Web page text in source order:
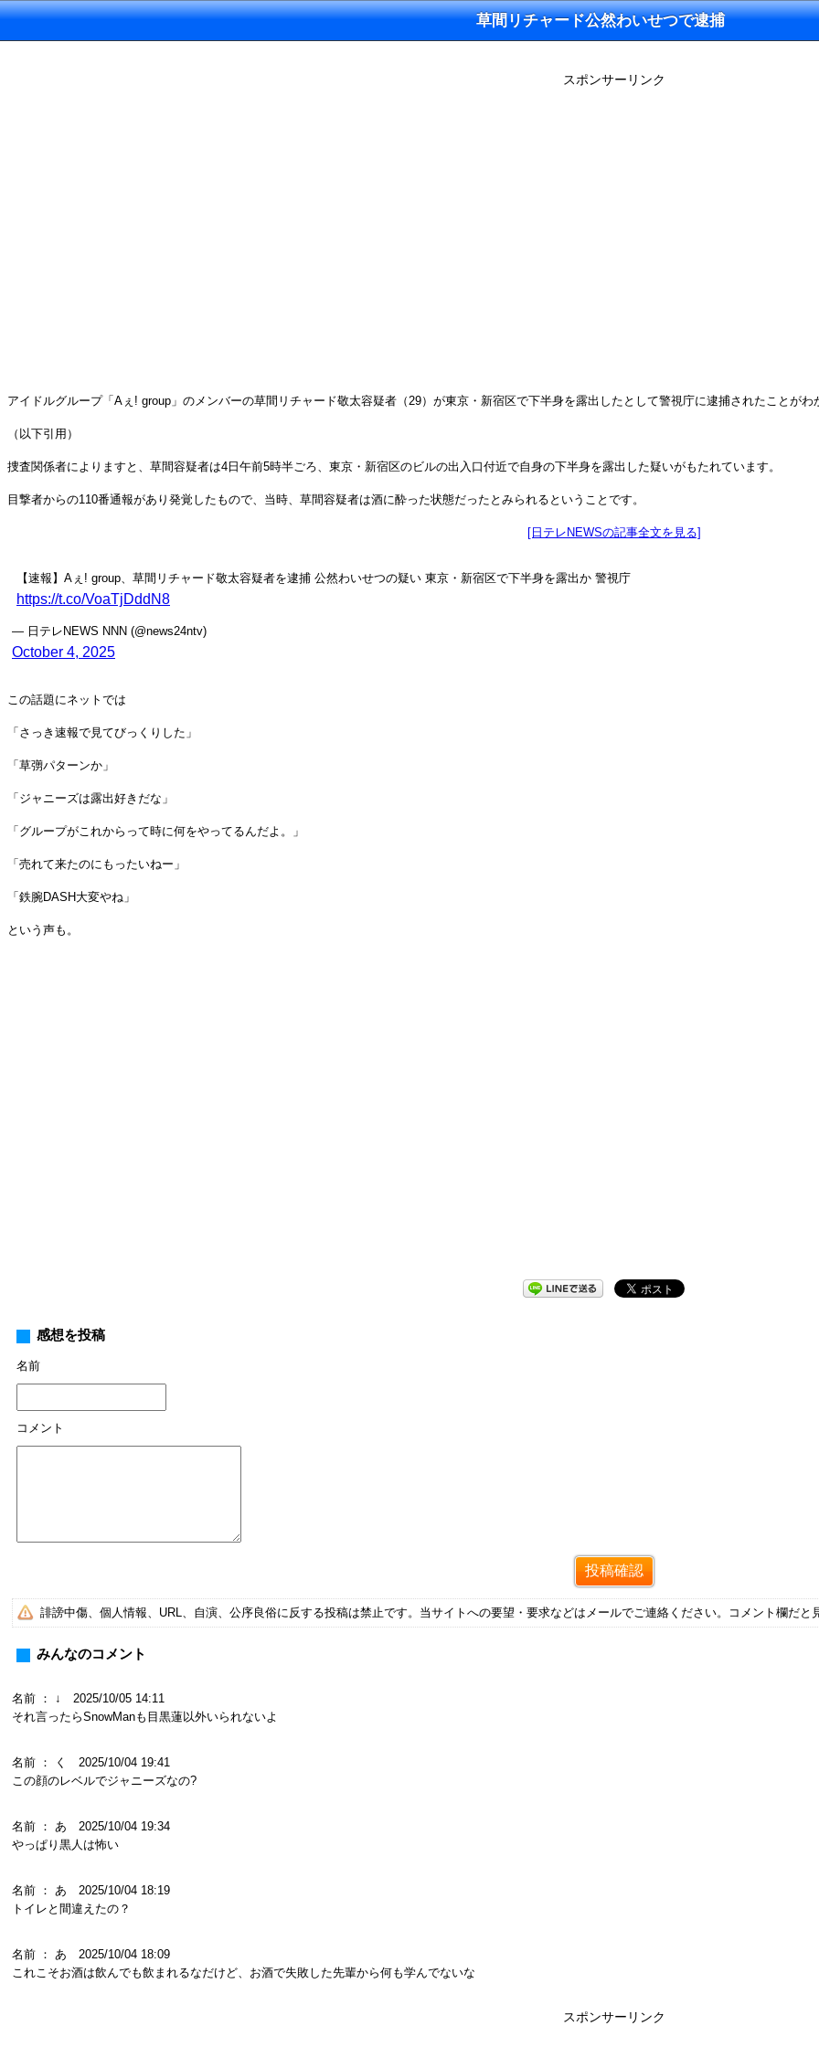
草間リチャード公然わいせつで逮捕
スポンサーリンク
アイドルグループ「Aぇ! group」のメンバーの草間リチャード敬太容疑者（29）が東京・新宿区で下半身を露出したとして警視庁に逮捕されたことがわ
（以下引用）
捜査関係者によりますと、草間容疑者は4日午前5時半ごろ、東京・新宿区のビルの出入口付近で自身の下半身を露出した疑いがもたれています。
目撃者からの110番通報があり発覚したもので、当時、草間容疑者は酒に酔った状態だったとみられるということです。
[日テレNEWSの記事全文を見る]
【速報】Aぇ! group、草間リチャード敬太容疑者を逮捕 公然わいせつの疑い 東京・新宿区で下半身を露出か 警視庁
https://t.co/VoaTjDddN8
— 日テレNEWS NNN (@news24ntv)
October 4, 2025
この話題にネットでは
「さっき速報で見てびっくりした」
「草彅パターンか」
「ジャニーズは露出好きだな」
「グループがこれからって時に何をやってるんだよ。」
「売れて来たのにもったいねー」
「鉄腕DASH大変やね」
という声も。
感想を投稿
名前
コメント
誹謗中傷、個人情報、URL、自演、公序良俗に反する投稿は禁止です。当サイトへの要望・要求などはメールでご連絡ください。コメント欄だと
みんなのコメント
名前 ： ↓ 2025/10/05 14:11
それ言ったらSnowManも目黒蓮以外いられないよ
名前 ： く 2025/10/04 19:41
この顔のレベルでジャニーズなの?
名前 ： あ 2025/10/04 19:34
やっぱり黒人は怖い
名前 ： あ 2025/10/04 18:19
トイレと間違えたの？
名前 ： あ 2025/10/04 18:09
これこそお酒は飲んでも飲まれるなだけど、お酒で失敗した先輩から何も学んでないな
スポンサーリンク